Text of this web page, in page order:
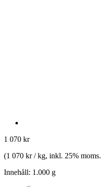
1 070 kr
(1 070 kr / kg, inkl. 25% moms.
Innehåll: 1.000 g